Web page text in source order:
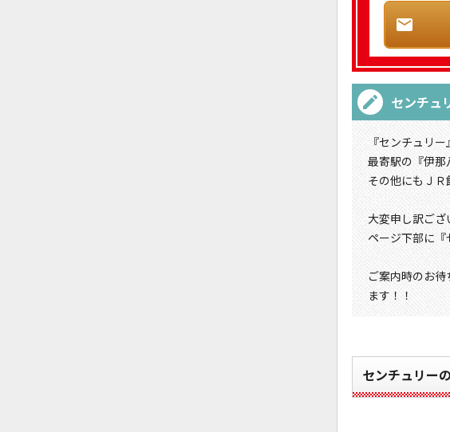
センチュ
『センチュリ
最寄駅の『伊那
その他にもＪ
大変申し訳ご
ページ下部に『
ご案内時のお
ます！！
センチュリー